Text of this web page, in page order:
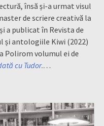
însă și-a urmat visul
de scriere creativă la
a publicat în Revista de
și antologiile Kiwi (2022)
Polirom volumul ei de
cu Tudor.…